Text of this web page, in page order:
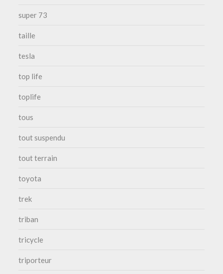
super 73
taille
tesla
top life
toplife
tous
tout suspendu
tout terrain
toyota
trek
triban
tricycle
triporteur